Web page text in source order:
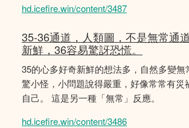
hd.icefire.win/content/3487
35-36通道，人類圖，不是無常通
新鮮，36容易驚訝恐慌。
35的心多好奇新鮮的想法多，自然多變無
驚小怪，小問題說得嚴重，好像常常有災
自己。 這是另一種「無常」反應。
hd.icefire.win/content/3486